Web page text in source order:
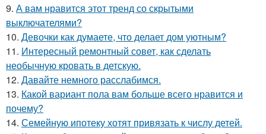
9. А вам нравится этот тренд со скрытыми
выключателями?
10. Девочки как думаете, что делает дом уютным?
11. Интересный ремонтный совет, как сделать
необычную кровать в детскую.
12. Давайте немного расслабимся.
13. Какой вариант пола вам больше всего нравится и
почему?
14. Семейную ипотеку хотят привязать к числу детей.